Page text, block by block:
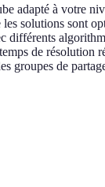
adapté à votre
les solutions sont
différents
de résolution
groupes de